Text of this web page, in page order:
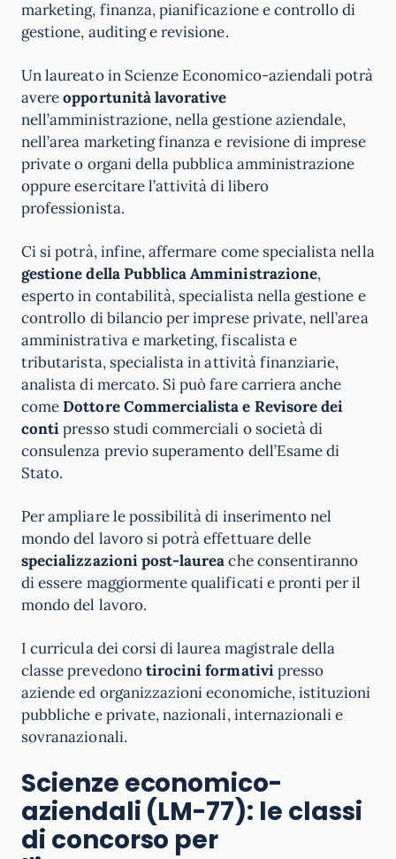
marketing, finanza, pianificazione e controllo di
gestione, auditing e revisione.
Un laureato in Scienze Economico-aziendali potrà
avereopportunità lavorative
nell’amministrazione, nella gestione aziendale,
nell’area marketing finanza e revisione di imprese
private o organi della pubblica amministrazione
oppure esercitare l’attività di libero
professionista.
Ci si potrà, infine, affermare come specialista nella
gestione della Pubblica Amministrazione,
esperto in contabilità, specialista nella gestione e
controllo di bilancio per imprese private, nell’area
amministrativa e marketing, fiscalista e
tributarista, specialista in attività finanziarie,
analista di mercato. Si può fare carriera anche
comeDottore Commercialista e Revisore dei
contipresso studi commerciali o società di
consulenza previo superamento dell’Esame di
Stato.
Per ampliare le possibilità di inserimento nel
mondo del lavoro si potrà effettuare delle
specializzazioni post-laureache consentiranno
di essere maggiormente qualificati e pronti per il
mondo del lavoro.
I curricula dei corsi di laurea magistrale della
classe prevedonotirocini formativipresso
aziende ed organizzazioni economiche, istituzioni
pubbliche e private, nazionali, internazionali e
sovranazionali.
Scienze economico-
aziendali (LM-77): le classi
di concorso per